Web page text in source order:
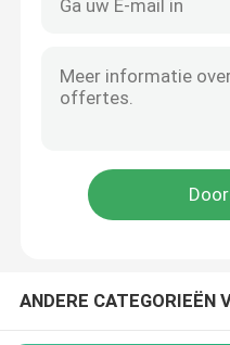
Haardplaatbatterij
De elektrische
De Module van de
ANDERE CATEGORIEËN